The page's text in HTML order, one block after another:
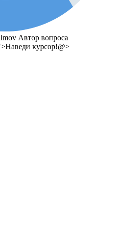
Автор вопроса
курсор!@>